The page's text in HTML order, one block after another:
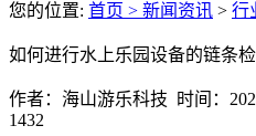
您的位置: 首页 > 新闻资讯 > 行
如何进行水上乐园设备的链条检
作者：海山游乐科技 时间：
1432